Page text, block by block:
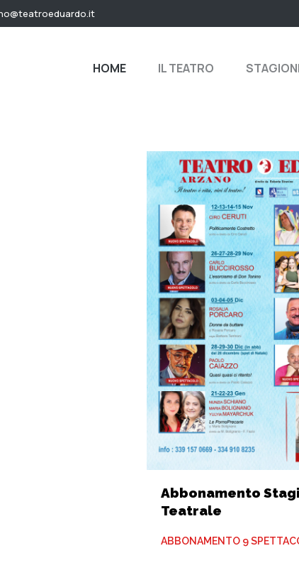
HOME IL TEATRO
Abbonamento
Teatrale
ABBONAMENTO 9